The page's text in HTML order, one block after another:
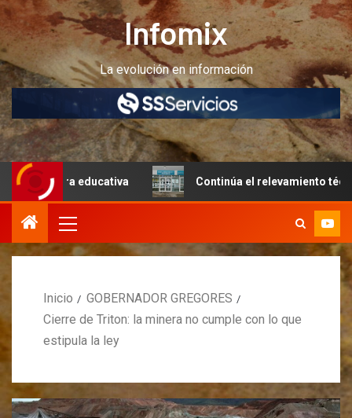
Infomix
La evolución en información
educativa Continúa el relevamiento técnico en
Inicio
GOBERNADOR GREGORES
Cierre de Triton: la minera no cumple con lo que
estipula la ley